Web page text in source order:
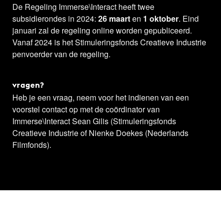
De Regeling Immerse\Interact heeft twee
subsidierondes in 2024: 26 maarten 1 oktober. Eind
januari zal de regeling online worden gepubliceerd.
Vanaf 2024 is het Stimuleringsfonds Creatieve Industrie
penvoerder van de regeling.
vragen?
Heb je een vraag, neem voor het indienen van een
voorstel contact op met de coördinator van
Immerse\Interact Sean Gilis (Stimuleringsfonds
Creatieve Industrie of Nienke Doekes (Nederlands
Filmfonds).